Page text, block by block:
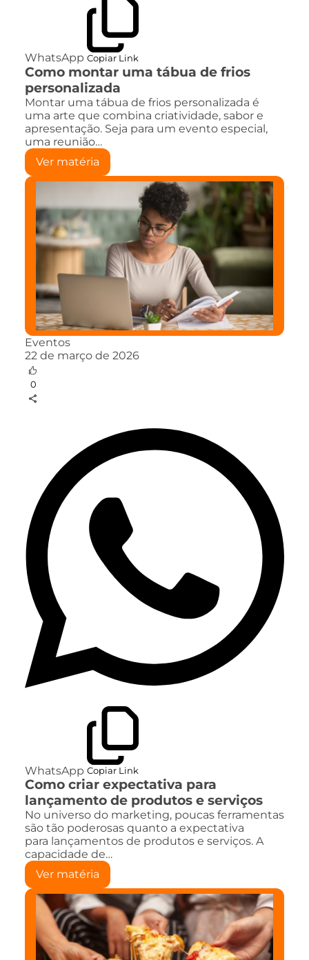
WhatsApp Copiar Link
Como montar uma tábua de frios
personalizada
Montar uma tábua de frios personalizada é
uma arte que combina criatividade, sabor e
apresentação. Seja para um evento especial,
uma reunião…
Ver matéria
Eventos
22 de março de 2026
0
WhatsApp Copiar Link
Como criar expectativa para
lançamento de produtos e serviços
No universo do marketing, poucas ferramentas
são tão poderosas quanto a expectativa
para lançamentos de produtos e serviços. A
capacidade de…
Ver matéria